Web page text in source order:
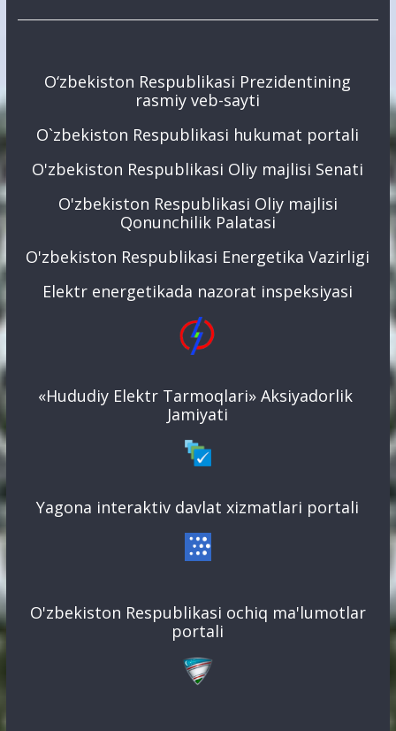
O‘zbekiston Respublikasi Prezidentining
rasmiy veb-sayti
O`zbekiston Respublikasi hukumat portali
O'zbekiston Respublikasi Oliy majlisi Senati
O'zbekiston Respublikasi Oliy majlisi
Qonunchilik Palatasi
O'zbekiston Respublikasi Energetika Vazirligi
Elektr energetikada nazorat inspeksiyasi
«Hududiy Elektr Tarmoqlari» Aksiyadorlik
Jamiyati
Yagona interaktiv davlat xizmatlari portali
O'zbekiston Respublikasi ochiq ma'lumotlar
portali